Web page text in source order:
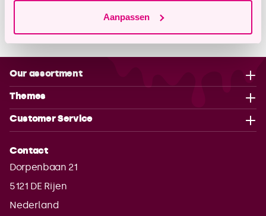
Aanpassen
Our assortment
Themes
Customer Service
Contact
Dorpenbaan 21
5121 DE Rijen
Nederland